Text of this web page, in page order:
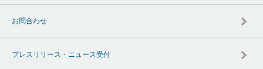
お問合わせ
プレスリリース・ニュース受付